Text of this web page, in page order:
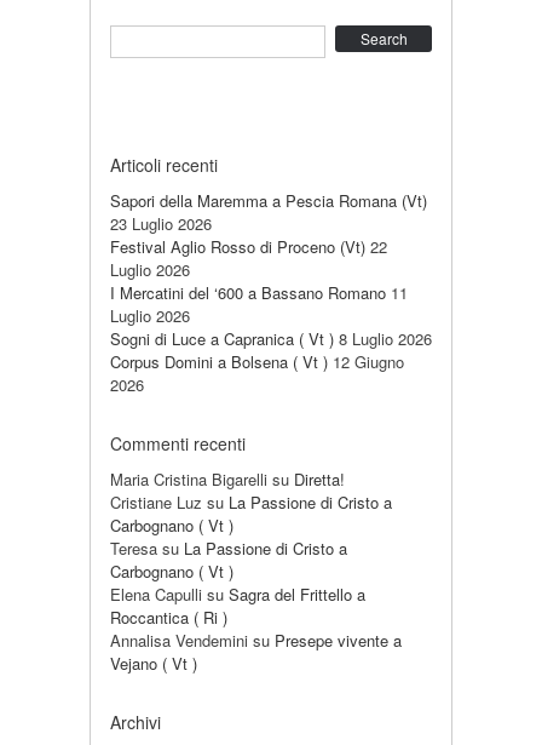
Articoli recenti
Sapori della Maremma a Pescia Romana (Vt)
23 Luglio 2026
Festival Aglio Rosso di Proceno (Vt) 22
Luglio 2026
I Mercatini del ‘600 a Bassano Romano 11
Luglio 2026
Sogni di Luce a Capranica ( Vt ) 8 Luglio 2026
Corpus Domini a Bolsena ( Vt ) 12 Giugno
2026
Commenti recenti
Maria Cristina Bigarelli su Diretta!
Cristiane Luz su La Passione di Cristo a
Carbognano ( Vt )
Teresa su La Passione di Cristo a
Carbognano ( Vt )
Elena Capulli su Sagra del Frittello a
Roccantica ( Ri )
Annalisa Vendemini su Presepe vivente a
Vejano ( Vt )
Archivi